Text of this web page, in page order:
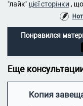
"лайк" цієї сторінки ,
Понравился
Еще
Копия